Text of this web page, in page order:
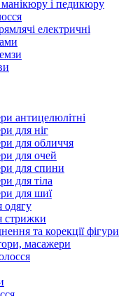
манікюру і педикюру
електричні
антицелюлітні
для ніг
для обличчя
для очей
для спини
для тіла
для шиї
стрижки
та корекції фігури
масажери